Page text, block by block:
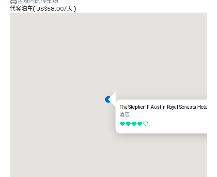
代客泊车( US$58.00/天)
The Stephen F Austin Royal Sonesta Hotel
酒店
4/5